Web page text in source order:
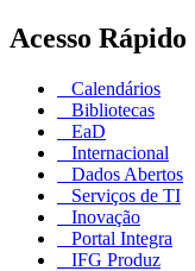
Acesso Rápido
Calendários
Bibliotecas
EaD
Internacional
Dados Abertos
Serviços de TI
Inovação
Portal Integra
IFG Produz